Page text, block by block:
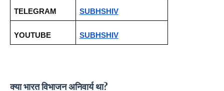
TELEGRAM SUBHSHIV
YOUTUBE SUBHSHIV
क्या भारत विभाजन अनिवार्य था?